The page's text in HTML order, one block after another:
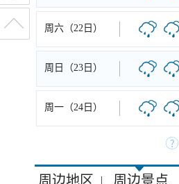
周六（22日）
周日（23日）
周一（24日）
周边地区 | 周边景点